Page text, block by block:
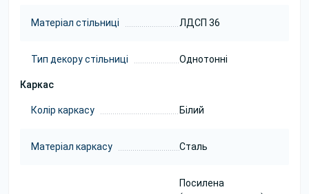
Матеріал стільниці ЛДСП 36
Тип декору стільниці Однотонні
Каркас
Колір каркасу Білий
Матеріал каркасу Сталь
Посилена